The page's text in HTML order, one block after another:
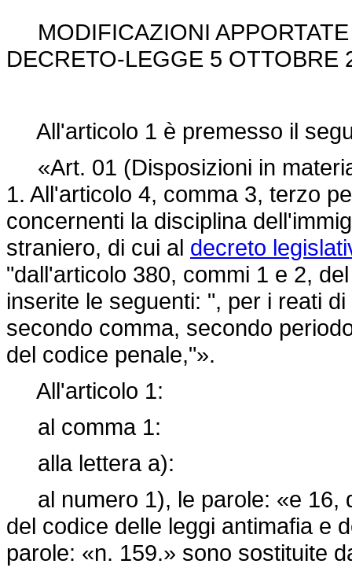
MODIFICAZIONI
DECRETO-LEGGE 5 OTTOBRE
All'articolo 1 è premesso il
«Art. 01 (Disposizioni in
1. All'articolo 4, comma 3, terzo
concernenti la disciplina
straniero, di cui al decreto
"dall'articolo 380, commi 1 e 2,
inserite le seguenti: ", per i reati
secondo comma, secondo
del codice penale,"».
All'articolo 1:
al comma 1:
alla lettera a):
al numero 1), le parole: «e 16,
del codice delle leggi antimafia e
parole: «n. 159.» sono sostituite